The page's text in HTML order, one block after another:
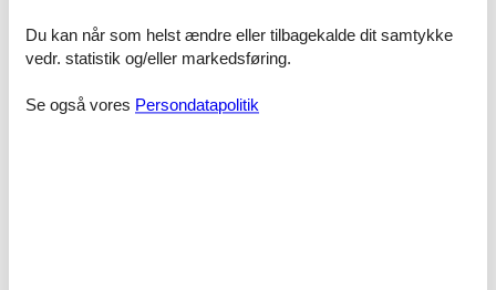
bl.a. kan opleve:
og imponerer med historiske lokalsamfund med uberørte strande.
Du kan når som helst ændre eller tilbagekalde dit samtykke
vedr. statistik og/eller markedsføring.
Se også vores Persondatapolitik